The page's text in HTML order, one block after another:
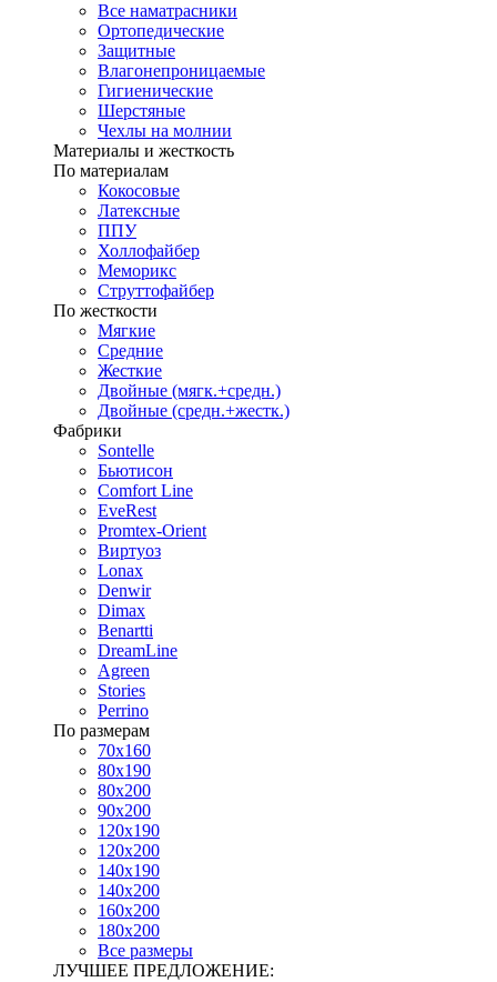
Все наматрасники
Ортопедические
Защитные
Влагонепроницаемые
Гигиенические
Шерстяные
Чехлы на молнии
Материалы и жесткость
По материалам
Кокосовые
Латексные
ППУ
Холлофайбер
Меморикс
Струттофайбер
По жесткости
Мягкие
Средние
Жесткие
Двойные (мягк.+средн.)
Двойные (средн.+жестк.)
Фабрики
Sontelle
Бьютисон
Comfort Line
EveRest
Promtex-Orient
Виртуоз
Lonax
Denwir
Dimax
Benartti
DreamLine
Agreen
Stories
Perrino
По размерам
70х160
80х190
80х200
90х200
120х190
120х200
140х190
140х200
160х200
180х200
Все размеры
ЛУЧШЕЕ ПРЕДЛОЖЕНИЕ: